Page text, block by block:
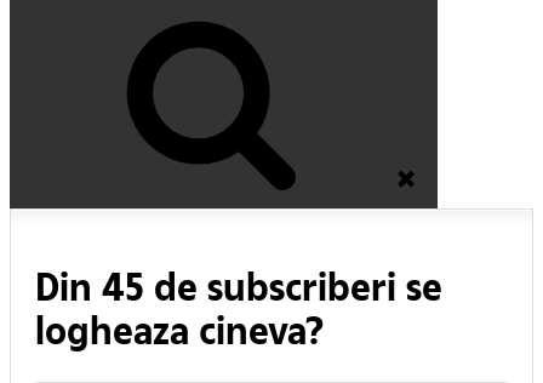
Din 45 de subscriberi se
logheaza cineva?